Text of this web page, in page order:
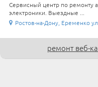
Сервисный центр по ремонту
электроники. Выездные ...
Ростов-на-Дону, Еременко
ремонт веб-